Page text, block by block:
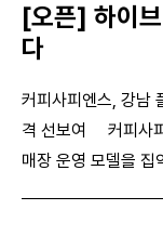
[오픈] 하이
다
커피사피엔스, 강남
격 선보여 커피사피
매장 운영 모델을